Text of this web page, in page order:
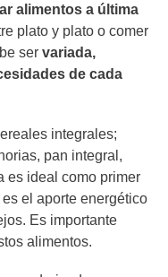
alimentos a última
plato y plato o comer
ser variada,
de cada
integrales;
pan integral,
es ideal como primer
el aporte energético
Es importante
alimentos.